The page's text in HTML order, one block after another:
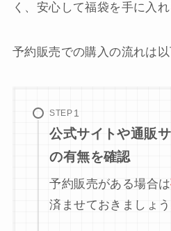
く、安心して福袋を手に入
予約販売での購入の流れは以
STEP
公式サイトや通販
の有無を確認
予約販売がある場合は
済ませておきましょう